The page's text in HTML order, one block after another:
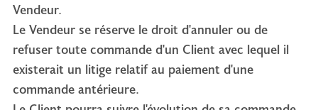
Vendeur.
Le Vendeur se réserve le droit d'annuler ou de
refuser toute commande d'un Client avec lequel il
existerait un litige relatif au paiement d'une
commande antérieure.